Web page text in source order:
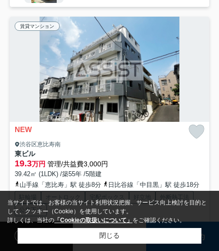
賃貸マンション
NEW
渋谷区恵比寿南
東ビル
19.3万円 管理/共益費3,000円
39.42㎡ (1LDK) /築55年 /5階建
山手線「恵比寿」駅 徒歩8分
日比谷線「中目黒」駅 徒歩18分
駐輪場 オートロック 宅配ボックス 好立地
外断熱工法
公共下水
その他、新着情報も合わせてご紹介ご案内させて頂きます♪♪ (03＜
3419＞8806 )まで、お気軽にお問い合わせ下さい...もっと見る
検討リスト 来店予約
当サイトでは、お客様の当サイト利用状況把握、サービス向上検討を目的と
して、クッキー（Cookie）を使用しています。
詳しくは、当社の「Cookieの取扱いについて」 をご確認ください。
閉じる